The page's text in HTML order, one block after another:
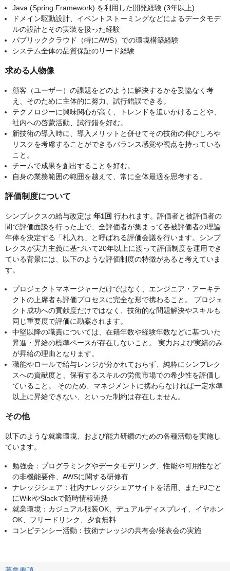
Java (Spring Framework) を利⽤した開発経験 (3年以上)
ドメイン駆動設計、イベントストーミングなどによるデータモデ
ルの設計とその実装を扱った経験
パブリッククラウド（特にAWS）での環境構築経験
システム全体の品質保証のリード経験
求める人物像
顧客（ユーザー）の課題をどのように解決するかを妥協なく考
え、そのために主体的に努⼒、試⾏錯誤できる。
テクノロジーに興味関⼼が⾼く、トレンドを追いかけることや、
社内への啓蒙活動、試⾏錯を好む。
新技術の導⼊時に、導⼊メリットと併せてその技術の伸びしろや
リスクを考慮することができるバランス感覚や視点を持っている
こと。
チームで成果を創出することを好む。
⾃⾝の業務範囲の範囲を越えて、常に全体最適を思考する。
評価制度について
シンプレクスの給与改定は 年1回 ⾏われます。評価者と被評価者の
間で評価⾯談を⾏った上で、全評価者が集まって各被評価者の理論
年俸を決定する「札⼊れ」と呼ばれる評価会議を⾏います。シンプ
レクスが実⼒主義に基づいて20年以上に渡って評価制度を運⽤でき
ている背景には、以下のような評価制度の特徴があると考えていま
す。
プロジェクトマネージャーだけではなく、エンジニア・アーキテ
クトの上席者も評価プロセスに完全な形で携わること。 プロジェ
クト成功への貢献度だけではなく、技術的な問題解決やスキルも
同じ重要度で評価に勘案されます。
中堅以降の職責については、在籍年数や経験年数などに基づいた
昇進・昇給の標準ペースが存在しないこと。 実⼒および実績のみ
が昇給の理由となります。
職能やロールで給与レンジが分かれておらず、純粋にシンプレク
スへの貢献度と、保有するスキルの労働市場での希少性を評価し
ていること。 そのため、マネジメントに携わらなければ⼀定⽔準
以上に昇給できない、といった制約は存在しません。
その他
以下のような就業環境、および能⼒研鑽のための各種活動を実施し
ています。
勉強会：プログラミングやデータモデリング、性能や可⽤性など
の⾮機能要件、AWSに関する研修有
ナレッジシェア：社内ナレッジシェアサイトを活⽤、またPJごと
にWikiやSlackで随時情報連携
就業環境：カジュアル服装OK、デュアルディスプレイ、イヤホン
OK、フリードリンク、⼣⾷無料
コンピテンシー活動：技術ナレッジの共有会/発表会の実施